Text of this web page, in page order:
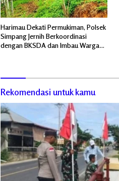
Harimau Dekati Permukiman, Polsek
Simpang Jernih Berkoordinasi
dengan BKSDA dan Imbau Warga
Rekomendasi untuk kamu